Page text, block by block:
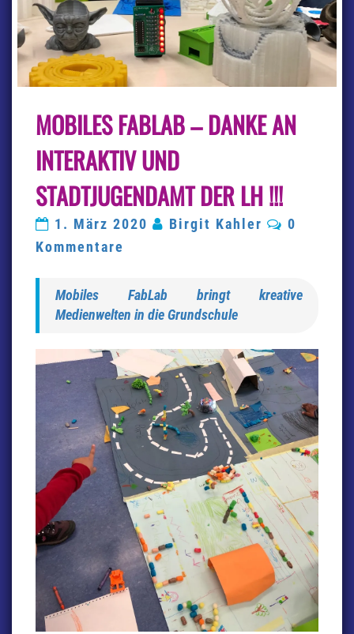
FABLAB
–
UND
STADTJUGENDAMT
DER
MOBILES FABLAB – DANKE AN
INTERAKTIV UND
STADTJUGENDAMT DER LH !!!
1. März 2020 Birgit Kahler
0
Kommentare
Mobiles FabLab bringt kreative
Medienwelten in die Grundschule